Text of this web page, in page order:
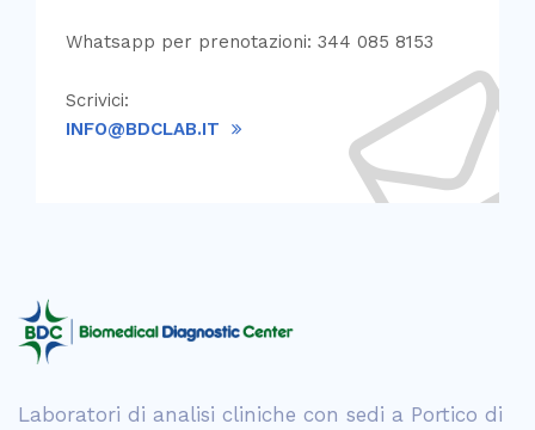
Whatsapp per prenotazioni: 344 085 8153
Scrivici:
INFO@BDCLAB.IT
Laboratori di analisi cliniche con sedi a Portico di